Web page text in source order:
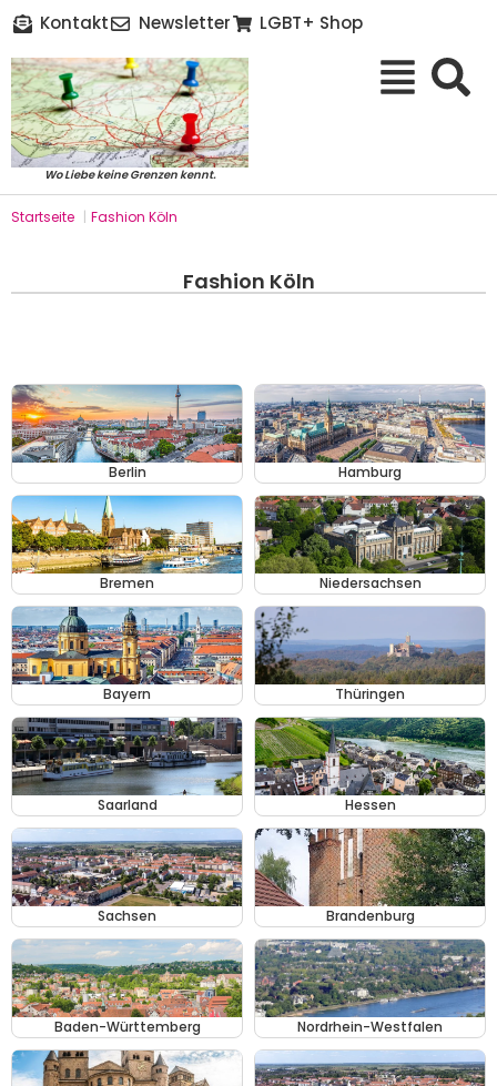
Kontakt Newsletter LGBT+ Shop
Wo Liebe keine Grenzen kennt.
Startseite | Fashion Köln
Fashion Köln
Berlin Hamburg
Bremen Niedersachsen
Bayern Thüringen
Saarland Hessen
Sachsen Brandenburg
Baden-Württemberg Nordrhein-Westfalen